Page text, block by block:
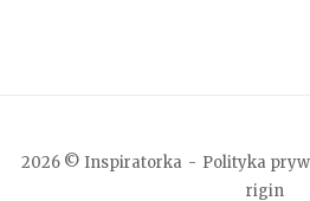
2026 © Inspiratorka Polityka
rigin